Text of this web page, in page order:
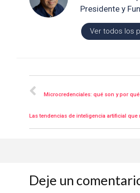
Presidente y
Ver todos los
Microcredenciales: qué son y por
Las tendencias de inteligencia artificial
Deje un